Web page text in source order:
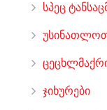
სპეც
ჯიხურები